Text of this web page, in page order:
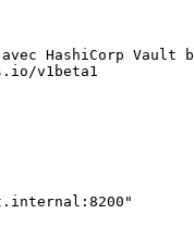
HashiCorp Vault
v1beta1